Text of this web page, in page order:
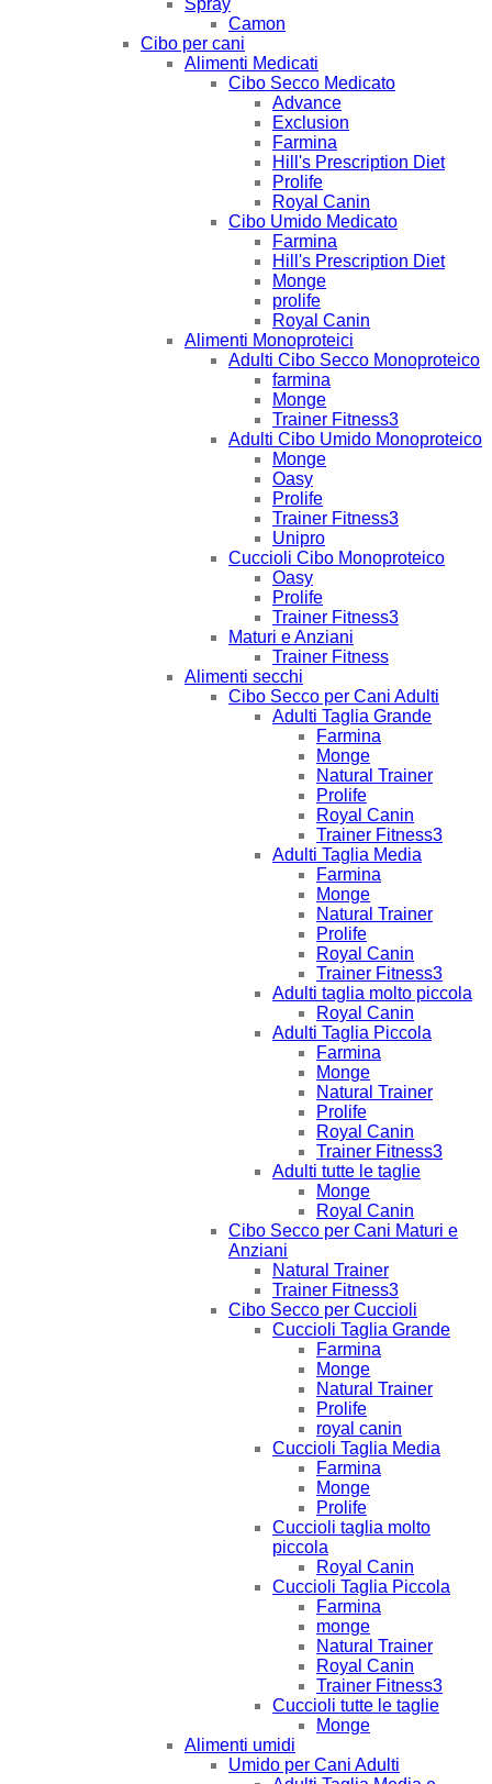
Spray
Camon
Cibo per cani
Alimenti Medicati
Cibo Secco Medicato
Advance
Exclusion
Farmina
Hill's Prescription Diet
Prolife
Royal Canin
Cibo Umido Medicato
Farmina
Hill's Prescription Diet
Monge
prolife
Royal Canin
Alimenti Monoproteici
Adulti Cibo Secco Monoproteico
farmina
Monge
Trainer Fitness3
Adulti Cibo Umido Monoproteico
Monge
Oasy
Prolife
Trainer Fitness3
Unipro
Cuccioli Cibo Monoproteico
Oasy
Prolife
Trainer Fitness3
Maturi e Anziani
Trainer Fitness
Alimenti secchi
Cibo Secco per Cani Adulti
Adulti Taglia Grande
Farmina
Monge
Natural Trainer
Prolife
Royal Canin
Trainer Fitness3
Adulti Taglia Media
Farmina
Monge
Natural Trainer
Prolife
Royal Canin
Trainer Fitness3
Adulti taglia molto piccola
Royal Canin
Adulti Taglia Piccola
Farmina
Monge
Natural Trainer
Prolife
Royal Canin
Trainer Fitness3
Adulti tutte le taglie
Monge
Royal Canin
Cibo Secco per Cani Maturi e
Anziani
Natural Trainer
Trainer Fitness3
Cibo Secco per Cuccioli
Cuccioli Taglia Grande
Farmina
Monge
Natural Trainer
Prolife
royal canin
Cuccioli Taglia Media
Farmina
Monge
Prolife
Cuccioli taglia molto
piccola
Royal Canin
Cuccioli Taglia Piccola
Farmina
monge
Natural Trainer
Royal Canin
Trainer Fitness3
Cuccioli tutte le taglie
Monge
Alimenti umidi
Umido per Cani Adulti